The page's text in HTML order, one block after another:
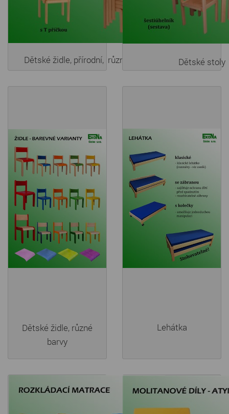
Dětské židle, přírodní, různe druhy Dětské stoly
Dětské židle, různé
barvy
Lehátka